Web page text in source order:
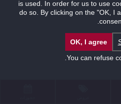
is used. In order for us to use
do so. By clicking on the "OK, I
OK, I agree
You can refuse
.